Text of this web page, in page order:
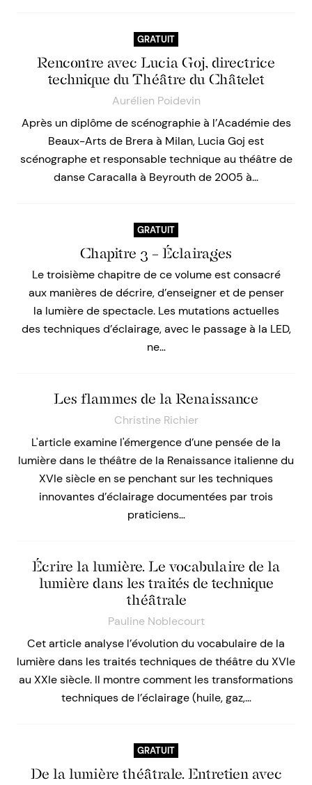
GRATUIT
Rencontre avec Lucia Goj, directrice
technique du Théâtre du Châtelet
Aurélien Poidevin
Après un diplôme de scénographie à l’Académie des
Beaux-Arts de Brera à Milan, Lucia Goj est
scénographe et responsable technique au théâtre de
danse Caracalla à Beyrouth de 2005 à…
GRATUIT
Chapitre 3 – Éclairages
Le troisième chapitre de ce volume est consacré
aux manières de décrire, d’enseigner et de penser
la lumière de spectacle. Les mutations actuelles
des techniques d’éclairage, avec le passage à la LED,
ne…
Les flammes de la Renaissance
Christine Richier
L'article examine l'émergence d’une pensée de la
lumière dans le théâtre de la Renaissance italienne du
XVIe siècle en se penchant sur les techniques
innovantes d’éclairage documentées par trois
praticiens…
Écrire la lumière. Le vocabulaire de la
lumière dans les traités de technique
théâtrale
Pauline Noblecourt
Cet article analyse l’évolution du vocabulaire de la
lumière dans les traités techniques de théâtre du XVIe
au XXIe siècle. Il montre comment les transformations
techniques de l’éclairage (huile, gaz,…
GRATUIT
De la lumière théâtrale. Entretien avec